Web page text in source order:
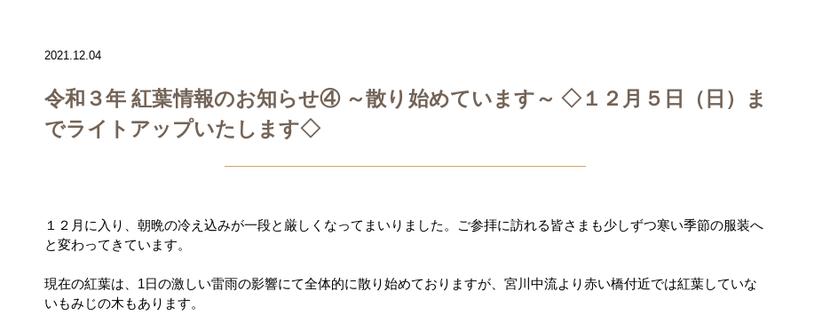
2021.12.04
令和３年 紅葉情報のお知らせ④ ～散り始めています～ ◇１２月５日（日）ま
でライトアップいたします◇
１２月に入り、朝晩の冷え込みが一段と厳しくなってまいりました。ご参拝に訪れる皆さまも少しずつ寒い季節の服装へ
と変わってきています。
現在の紅葉は、1日の激しい雷雨の影響にて全体的に散り始めておりますが、宮川中流より赤い橋付近では紅葉していな
いもみじの木もあります。